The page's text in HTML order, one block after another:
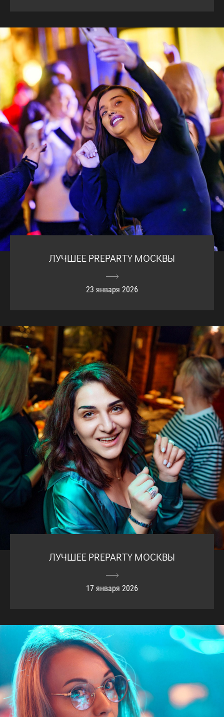
ЛУЧШЕЕ PREPARTY МОСКВЫ
23 января 2026
ЛУЧШЕЕ PREPARTY МОСКВЫ
17 января 2026